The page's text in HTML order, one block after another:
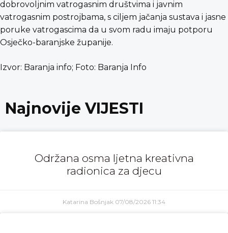
dobrovoljnim vatrogasnim društvima i javnim
vatrogasnim postrojbama, s ciljem jačanja sustava i jasne
poruke vatrogascima da u svom radu imaju potporu
Osječko-baranjske županije.
Izvor: Baranja info; Foto: Baranja Info
Najnovije VIJESTI
Održana osma ljetna kreativna
radionica za djecu
Katarina Bošnjak 07/08/2026 11:34